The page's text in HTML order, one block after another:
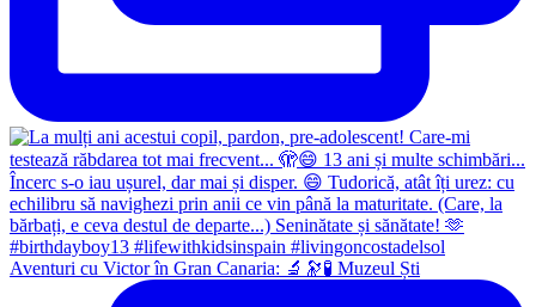
Aventuri cu Victor în Gran Canaria: 🔬🔭🧪 Muzeul Ști